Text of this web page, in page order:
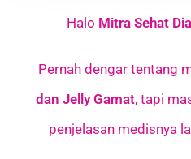
Halo Mitra Sehat
Pernah dengar tentang
dan Jelly Gamat, tapi
penjelasan medisnya